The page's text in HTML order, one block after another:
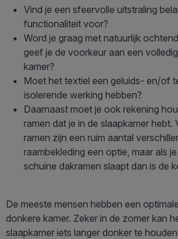
Vind je een sfeervolle uitstraling
functionaliteit voor?
Word je graag met natuurlijk
geef je de voorkeur aan een
kamer?
Moet het textiel een geluids- en/of
isolerende werking hebben?
Daarnaast moet je ook rekening
ramen dat je in de slaapkamer hebt.
ramen zijn een ruim aantal
raambekleding een optie, maar als
schuine dakramen slaapt dan is de
De meeste mensen hebben een
donkere kamer. Zeker in de zomer kan
slaapkamer iets langer donker te